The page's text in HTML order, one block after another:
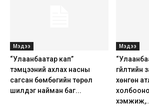
Мэдээ
“Улаанбаатар кап”
тэмцээний ахлах насны
сагсан бөмбөгийн төрөл
шилдэг найман баг...
Мэдээ
гүйлтийн
хөнгөн